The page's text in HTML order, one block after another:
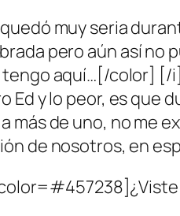
muy seria
pero aún así no
tengo aquí…[/color] [/
Ed y lo peor, es que
más de uno, no me
de nosotros, en